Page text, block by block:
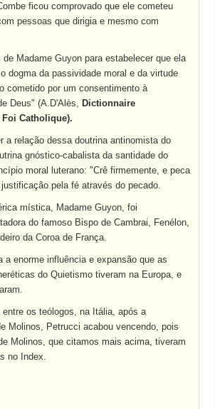
ficou comprovado que ele cometeu
pessoas que dirigia e mesmo com
Madame Guyon para estabelecer que ela
dogma da passividade moral e da virtude
cometido por um consentimento à
Deus" (A.D'Alès, Dictionnaire
Catholique).
a relação dessa doutrina antinomista do
gnóstico-cabalista da santidade do
moral luterano: "Crê firmemente, e peca
pela fé através do pecado.
mística, Madame Guyon, foi
do famoso Bispo de Cambrai, Fenélon,
da Coroa de França.
a enorme influência e expansão que as
do Quietismo tiveram na Europa, e
entre os teólogos, na Itália, após a
Molinos, Petrucci acabou vencendo, pois
Molinos, que citamos mais acima, tiveram
no Index.